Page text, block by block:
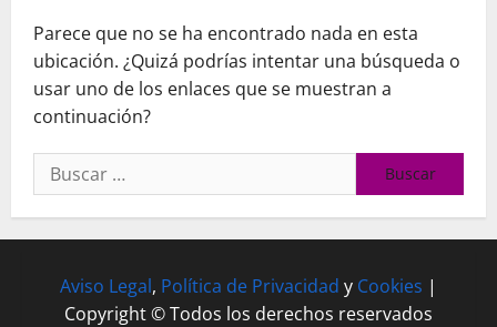
Parece que no se ha encontrado nada en esta
ubicación. ¿Quizá podrías intentar una búsqueda o
usar uno de los enlaces que se muestran a
continuación?
Buscar:
Aviso Legal, Política de Privacidad y Cookies |
Copyright © Todos los derechos reservados